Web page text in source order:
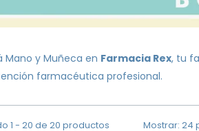
Mano y Muñeca en Farmacia Rex, tu
farmacéutica profesional.
1 - 20 de 20 productos Mostrar: 24